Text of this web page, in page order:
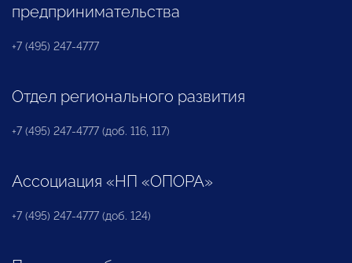
предпринимательства
+7 (495) 247-4777
Отдел регионального развития
+7 (495) 247-4777 (доб. 116, 117)
Ассоциация «НП «ОПОРА»
+7 (495) 247-4777 (доб. 124)